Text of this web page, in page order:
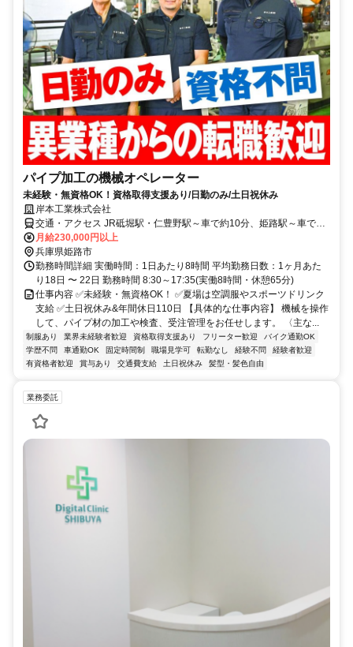
パイプ加工の機械オペレーター
未経験・無資格OK！資格取得支援あり/日勤のみ/土日祝休み
岸本工業株式会社
交通・アクセス JR砥堀駅・仁豊野駅～車で約10分、姫路駅～車で約
25分
月給230,000円以上
兵庫県姫路市
勤務時間詳細 実働時間：1日あたり8時間 平均勤務日数：1ヶ月あた
り18日 〜 22日 勤務時間 8:30～17:35(実働8時間・休憩65分)
仕事内容 ✅未経験・無資格OK！ ✅夏場は空調服やスポーツドリンク
支給 ✅土日祝休み&年間休日110日 【具体的な仕事内容】 機械を操作
して、パイプ材の加工や検査、受注管理をお任せします。 〈主な...
制服あり 業界未経験者歓迎 資格取得支援あり フリーター歓迎
バイク通勤OK
学歴不問
車通勤OK 固定時間制 職場見学可 転勤なし 経験不問
経験者歓迎
有資格者歓迎
賞与あり 交通費支給 土日祝休み 髪型・髪色自由
業務委託